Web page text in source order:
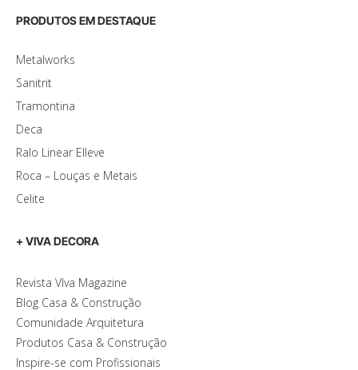
PRODUTOS EM DESTAQUE
Metalworks
Sanitrit
Tramontina
Deca
Ralo Linear Elleve
Roca – Louças e Metais
Celite
+ VIVA DECORA
Revista VIva Magazine
Blog Casa & Construção
Comunidade Arquitetura
Produtos Casa & Construção
Inspire-se com Profissionais